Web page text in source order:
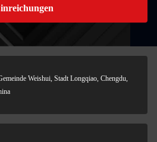
Weishui, Stadt Longqiao, Chengdu,